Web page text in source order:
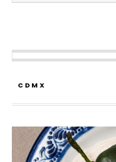
CDMX